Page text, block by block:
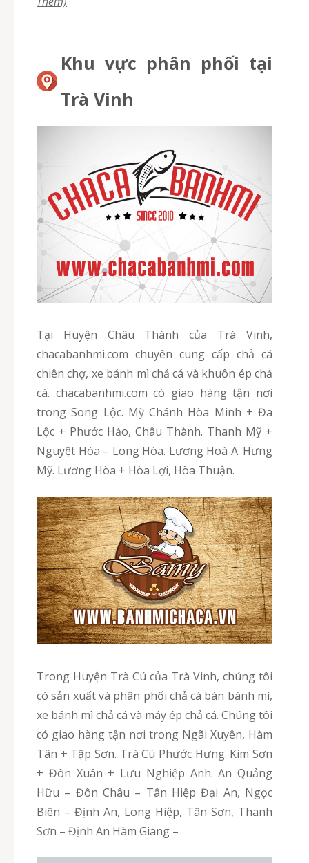
Khu vực phân phối tại
Trà Vinh
Tại Huyện Châu Thành của Trà Vinh,
chacabanhmi.com chuyên cung cấp chả cá
chiên chợ, xe bánh mì chả cá và khuôn ép chả
cá. chacabanhmi.com có giao hàng tận nơi
trong Song Lộc. Mỹ Chánh Hòa Minh + Đa
Lộc + Phước Hảo, Châu Thành. Thanh Mỹ +
Nguyệt Hóa – Long Hòa. Lương Hoà A. Hưng
Mỹ. Lương Hòa + Hòa Lợi, Hòa Thuận.
Trong Huyện Trà Cú của Trà Vinh, chúng tôi
có sản xuất và phân phối chả cá bán bánh mì,
xe bánh mì chả cá và máy ép chả cá. Chúng tôi
có giao hàng tận nơi trong Ngãi Xuyên, Hàm
Tân + Tập Sơn. Trà Cú Phước Hưng. Kim Sơn
+ Đôn Xuân + Lưu Nghiệp Anh. An Quảng
Hữu – Đôn Châu – Tân Hiệp Đại An, Ngọc
Biên – Định An, Long Hiệp, Tân Sơn, Thanh
Sơn – Định An Hàm Giang –